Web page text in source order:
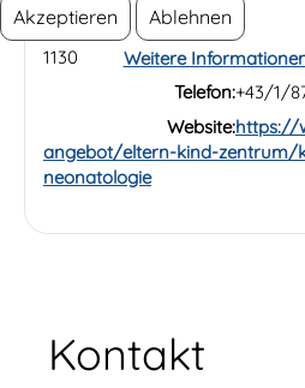
Wien
1130
Telefon:+43/1/
Website:https://
angebot/eltern-kind-zentrum/
neonatologie
Kontakt
Akzeptieren Ablehnen
Weitere